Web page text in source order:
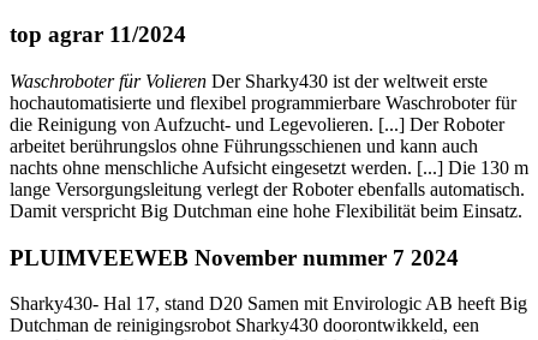
top agrar 11/2024
Waschroboter für Volieren Der Sharky430 ist der weltweit erste
hochautomatisierte und flexibel programmierbare Waschroboter für
die Reinigung von Aufzucht- und Legevolieren. [...] Der Roboter
arbeitet berührungslos ohne Führungsschienen und kann auch
nachts ohne menschliche Aufsicht eingesetzt werden. [...] Die 130 m
lange Versorgungsleitung verlegt der Roboter ebenfalls automatisch.
Damit verspricht Big Dutchman eine hohe Flexibilität beim Einsatz.
PLUIMVEEWEB November nummer 7 2024
Sharky430- Hal 17, stand D20 Samen mit Envirologic AB heeft Big
Dutchman de reinigingsrobot Sharky430 doorontwikkeld, een